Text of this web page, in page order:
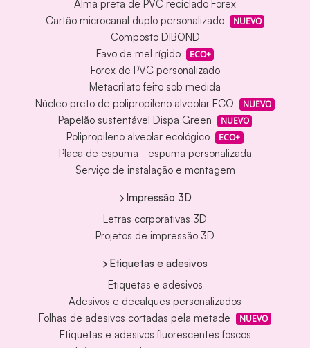
Alma preta de PVC reciclado Forex
Cartão microcanal duplo personalizado
NUEVO
Composto DIBOND
Favo de mel rígido
ECO+
Forex de PVC personalizado
Metacrilato feito sob medida
Núcleo preto de polipropileno alveolar ECO
NUEVO
Papelão sustentável Dispa Green NUEVO
Polipropileno alveolar ecológico ECO+
Placa de espuma - espuma personalizada
Serviço de instalação e montagem
Impressão 3D
Letras corporativas 3D
Projetos de impressão 3D
Etiquetas e adesivos
Etiquetas e adesivos
Adesivos e decalques personalizados
Folhas de adesivos cortadas pela metade
NUEVO
Etiquetas e adesivos fluorescentes foscos